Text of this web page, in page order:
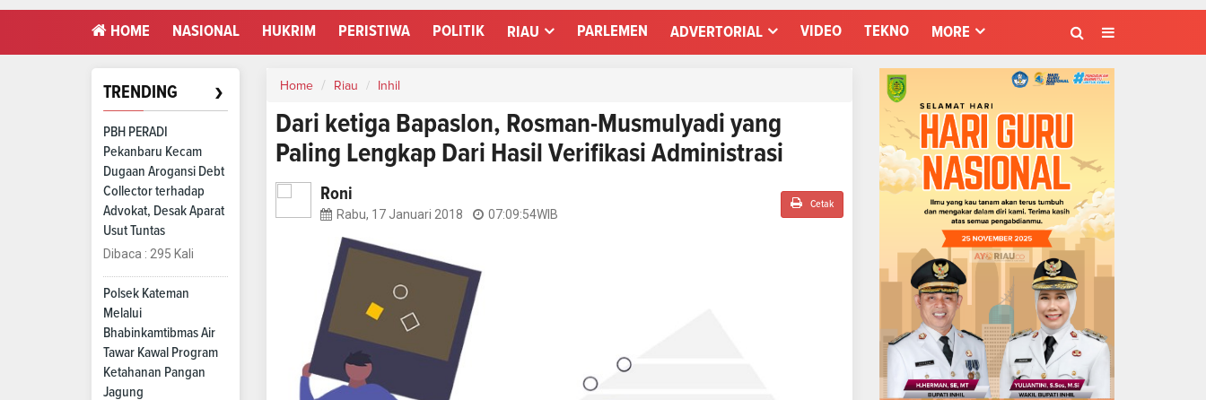
HOME NASIONAL HUKRIM PERISTIWA POLITIK RIAU PARLEMEN ADVERTORIAL VIDEO TEKNO MORE
TRENDING ›
PBH PERADI
Pekanbaru Kecam
Dugaan Arogansi Debt
Collector terhadap
Advokat, Desak Aparat
Usut Tuntas
Dibaca : 295 Kali
Polsek Kateman
Melalui
Bhabinkamtibmas Air
Tawar Kawal Program
Ketahanan Pangan
Jagung
Home Riau Inhil
Dari ketiga Bapaslon, Rosman-Musmulyadi yang
Paling Lengkap Dari Hasil Verifikasi Administrasi
Roni
Rabu, 17 Januari 2018 07:09:54WIB
Cetak